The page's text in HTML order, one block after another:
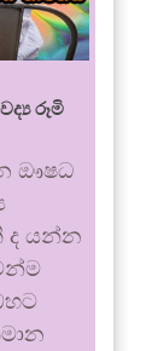
රූමි
ඖෂධ
ද යන්න